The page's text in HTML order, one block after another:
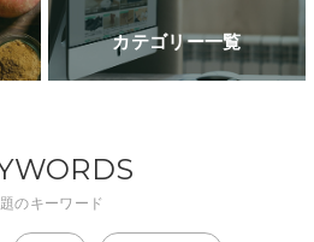
カテゴリー一覧
のキーワード